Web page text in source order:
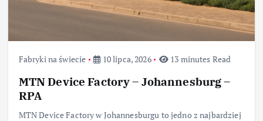
Fabryki na świecie 10 lipca, 2026 13 minutes Read
MTN Device Factory – Johannesburg –
RPA
MTN Device Factory w Johannesburgu to jedno z najbardziej